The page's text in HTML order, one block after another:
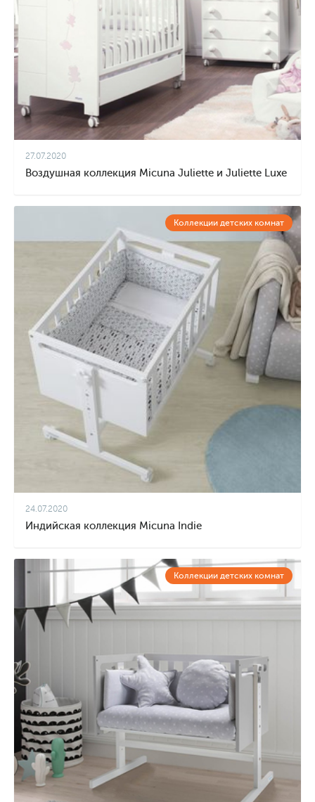
27.07.2020
Воздушная коллекция Micuna Juliette и Juliette Luxe
Коллекции детских комнат
24.07.2020
Индийская коллекция Micuna Indie
Коллекции детских комнат